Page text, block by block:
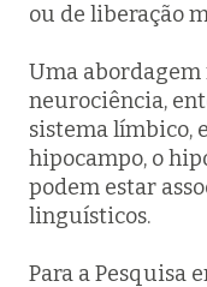
ou de liberação
Uma
neurociência,
sistema límbico,
hipocampo, o
podem estar
linguísticos.
Para a Pesquisa